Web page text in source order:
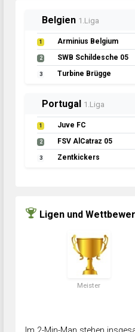
Belgien 1.Liga
1 Arminius Belgium
2 SWB Schildesche 05
3 Turbine Brügge
Portugal 1.Liga
1 Juve FC
2 FSV AlCatraz 05
3 Zentkickers
Ligen und
Meister